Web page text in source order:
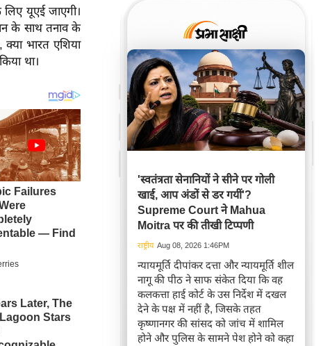
लिए यूएईजाएगी।
के साथ तनाव के
भारत एशिया
था।
'स्वतंत्रता सेनानियों ने सीने पर गोली
खाई, आप अंडों से डर गयीं'?
Supreme Court ने Mahua
Moitra पर की तीखी टिप्पणी
राष्ट्रीय Aug 08, 2026 1:46PM
न्यायमूर्ति दीपांकर दत्ता और न्यायमूर्ति शील
नागू की पीठ ने साफ संकेत दिया कि वह
कलकत्ता हाई कोर्ट के उस निर्देश में दखल
देने के पक्ष में नहीं है, जिसके तहत
कृष्णानगर की सांसद को जांच में शामिल
होने और पुलिस के सामने पेश होने को कहा